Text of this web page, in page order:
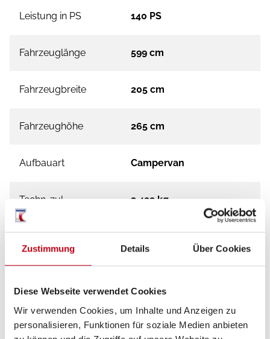
Zustimmung Details Über Cookies
Diese Webseite verwendet Cookies
Wir verwenden Cookies, um Inhalte und Anzeigen zu
personalisieren, Funktionen für soziale Medien anbieten
Leistung in PS 140 PS
Fahrzeuglänge 599 cm
Fahrzeugbreite 205 cm
Fahrzeughöhe 265 cm
Aufbauart Campervan
Techn. zul.
Gesamtgewicht
3.499 kg
Kraftstoff Diesel
Getriebe Schaltgetriebe
Motordetails
Multijet 3 Euro 6e-bis